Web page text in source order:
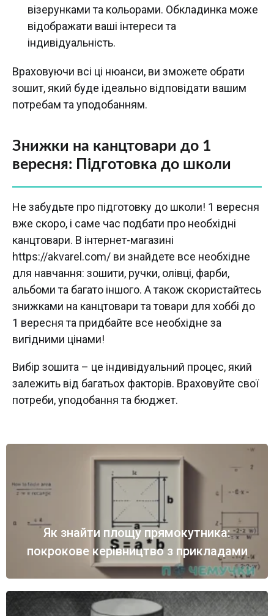
візерунками та кольорами. Обкладинка може
відображати ваші інтереси та
індивідуальність.
Враховуючи всі ці нюанси, ви зможете обрати
зошит, який буде ідеально відповідати вашим
потребам та уподобанням.
Знижки на канцтовари до 1
вересня: Підготовка до школи
Не забудьте про підготовку до школи! 1 вересня
вже скоро, і саме час подбати про необхідні
канцтовари. В інтернет-магазині
https://akvarel.com/ ви знайдете все необхідне
для навчання: зошити, ручки, олівці, фарби,
альбоми та багато іншого. А також скористайтесь
знижками на канцтовари та товари для хоббі до
1 вересня та придбайте все необхідне за
вигідними цінами!
Вибір зошита – це індивідуальний процес, який
залежить від багатьох факторів. Враховуйте свої
потреби, уподобання та бюджет.
Як знайти площу прямокутника:
покрокове керівництво з прикладами